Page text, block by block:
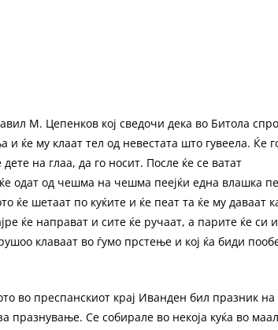
М. Цепенков кој сведочи дека во Битола
ќе му клаат тел од невестата што гувеела. Ќе
на глаа, да го носит. После ќе се ватат
одат од чешма на чешма пеејќи една влашка
ќе шетаат по куќите и ќе пеат та ќе му даваат
ќе направат и сите ќе ручаат, а парите ќе си и
клаваат во ѓумо прстење и кој ќа биди
во преспанскиот крај Иванден бил празник на
празнување. Се собирале во некоја куќа во